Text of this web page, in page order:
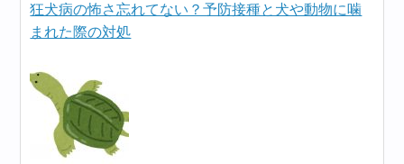
狂犬病の怖さ忘れてない？予防接種と犬や動物に噛
まれた際の対処